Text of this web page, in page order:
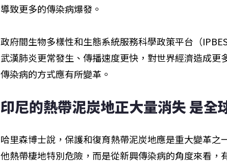
導致更多的傳染病爆發。
政府間生物多樣性和生態系統服務科學政策平台（
武漢肺炎更常發生、傳播速度更快，對世界經濟造成更
傳染病的方式應有所變革。
印尼的熱帶泥炭地正大量消失 是全
哈里森博士說，保護和復育熱帶泥炭地應是重大變革之
他熱帶棲地特別危險，而是從新興傳染病的角度來看，